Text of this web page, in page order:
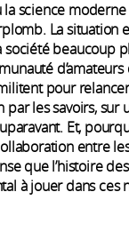
science
La situation
beaucoup
d’amateurs
pour
par les savoirs, sur
Et,
entre
que l’histoire
à jouer dans ces